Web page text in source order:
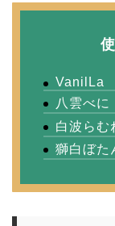
VanilLa
八雲べに
白波らむ
獅白ぼ